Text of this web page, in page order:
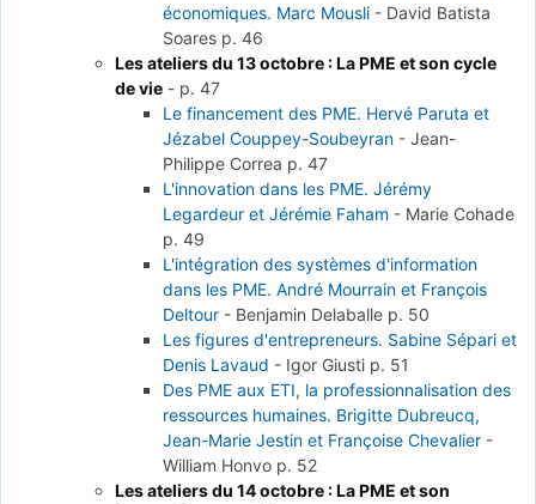
économiques. Marc Mousli - David Batista
Soares p. 46
Les ateliers du 13 octobre : La PME et son cycle
de vie - p. 47
Le financement des PME. Hervé Paruta et
Jézabel Couppey-Soubeyran - Jean-
Philippe Correa p. 47
L'innovation dans les PME. Jérémy
Legardeur et Jérémie Faham - Marie Cohade
p. 49
L'intégration des systèmes d'information
dans les PME. André Mourrain et François
Deltour - Benjamin Delaballe p. 50
Les figures d'entrepreneurs. Sabine Sépari et
Denis Lavaud - Igor Giusti p. 51
Des PME aux ETI, la professionnalisation des
ressources humaines. Brigitte Dubreucq,
Jean-Marie Jestin et Françoise Chevalier -
William Honvo p. 52
Les ateliers du 14 octobre : La PME et son